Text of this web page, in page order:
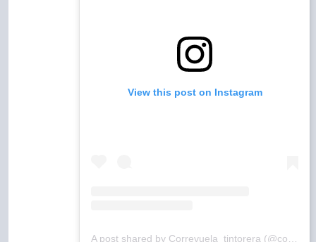
View this post on Instagram